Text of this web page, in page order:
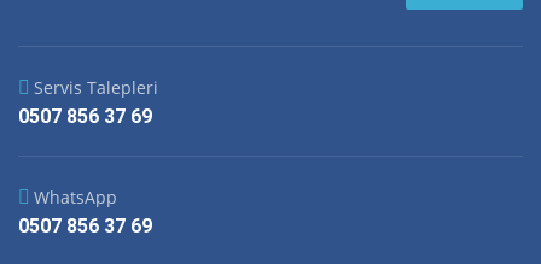
Servis Talepleri
0507 856 37 69
WhatsApp
0507 856 37 69